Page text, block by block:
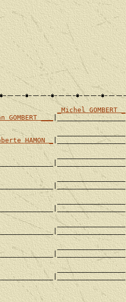
_Michel GOMBERT _
GOMBERT ___ |_________________
_________________
HAMON _ |_________________
_________________
_________________
_________________
_________________
_________________
_________________